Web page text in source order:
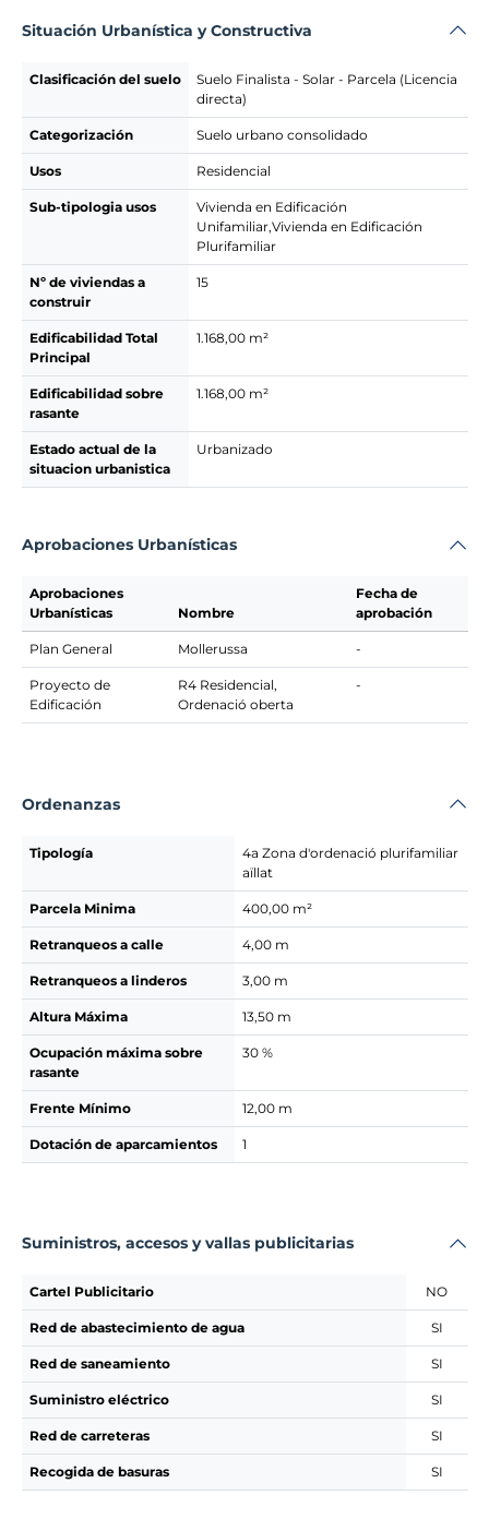
Situación Urbanística y Constructiva
Clasificación del suelo
Suelo Finalista - Solar - Parcela (Licencia
directa)
Categorización Suelo urbano consolidado
Usos Residencial
Sub-tipologia usos
Vivienda en Edificación
Unifamiliar,Vivienda en Edificación
Plurifamiliar
Nº de viviendas a
construir
15
Edificabilidad Total
Principal
1.168,00 m²
Edificabilidad sobre
rasante
1.168,00 m²
Estado actual de la
situacion urbanistica
Urbanizado
Aprobaciones Urbanísticas
Aprobaciones
Urbanísticas
Nombre
Fecha de
aprobación
Plan General Mollerussa -
Proyecto de
Edificación
R4 Residencial,
Ordenació oberta
-
Ordenanzas
Tipología
4a Zona d'ordenació plurifamiliar
aïllat
Parcela Minima 400,00 m²
Retranqueos a calle 4,00 m
Retranqueos a linderos 3,00 m
Altura Máxima 13,50 m
Ocupación máxima sobre
rasante
30 %
Frente Mínimo 12,00 m
Dotación de aparcamientos 1
Suministros, accesos y vallas publicitarias
Cartel Publicitario NO
Red de abastecimiento de agua SI
Red de saneamiento SI
Suministro eléctrico SI
Red de carreteras SI
Recogida de basuras SI